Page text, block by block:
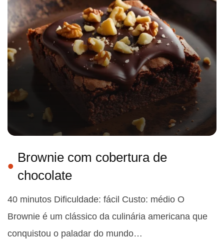
Brownie com cobertura de
chocolate
40 minutos Dificuldade: fácil Custo: médio O
Brownie é um clássico da culinária americana que
conquistou o paladar do mundo…